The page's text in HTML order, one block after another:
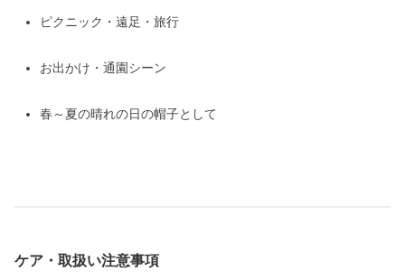
ピクニック・遠足・旅行
お出かけ・通園シーン
春～夏の晴れの日の帽子として
ケア・取扱い注意事項